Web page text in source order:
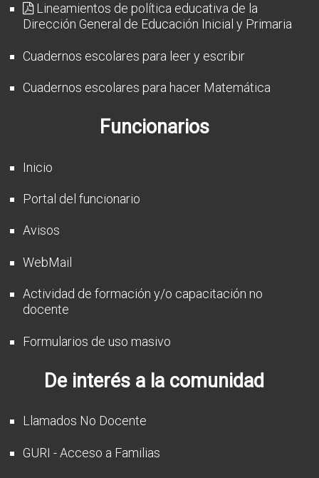
Lineamientos de política educativa de la
Dirección General de Educación Inicial y Primaria
Cuadernos escolares para leer y escribir
Cuadernos escolares para hacer Matemática
Funcionarios
Inicio
Portal del funcionario
Avisos
WebMail
Actividad de formación y/o capacitación no
docente
Formularios de uso masivo
De interés a la comunidad
Llamados No Docente
GURI - Acceso a Familias